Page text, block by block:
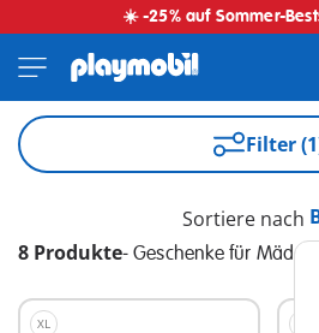
☀️ -25% auf Sommer-
Filter
8 Produkte- Geschenke für
Sortiere nach
XL